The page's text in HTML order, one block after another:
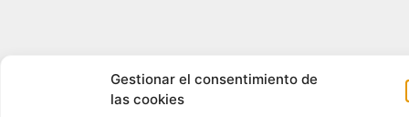
Gestionar el consentimiento de
las cookies